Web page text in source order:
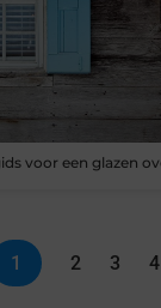
voor een glazen
1 2 3 4